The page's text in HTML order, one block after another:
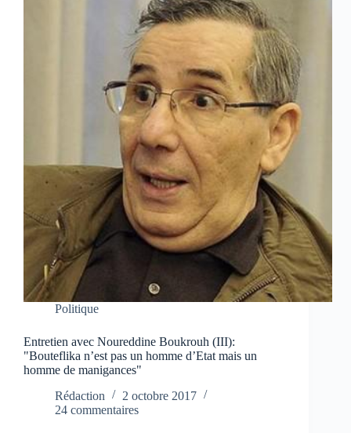
Politique
Entretien avec Noureddine Boukrouh (III):
"Bouteflika n’est pas un homme d’Etat mais un
homme de manigances"
Rédaction
2 octobre 2017
24 commentaires